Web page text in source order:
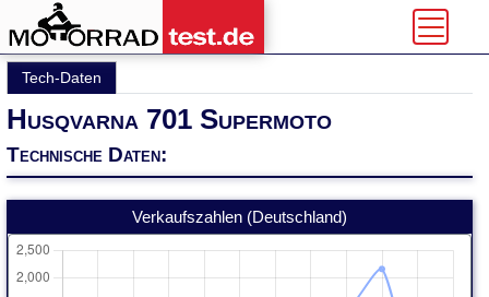
Tech-Daten
Husqvarna 701 Supermoto
Technische Daten:
Verkaufszahlen (Deutschland)